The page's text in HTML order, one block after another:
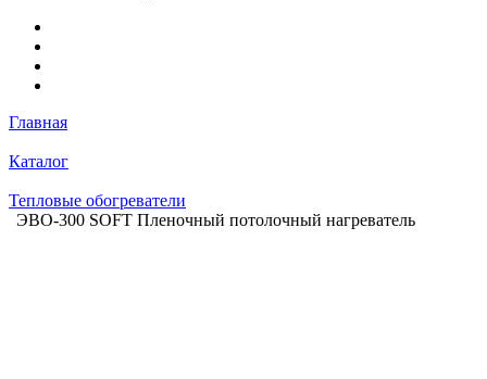
Главная
Каталог
Тепловые обогреватели
ЭВО-300 SOFT Пленочный потолочный нагреватель